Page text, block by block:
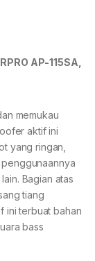
AP-115SA,
memukau
aktif ini
yang ringan,
Bagian atas
tiang
ini terbuat bahan
bass